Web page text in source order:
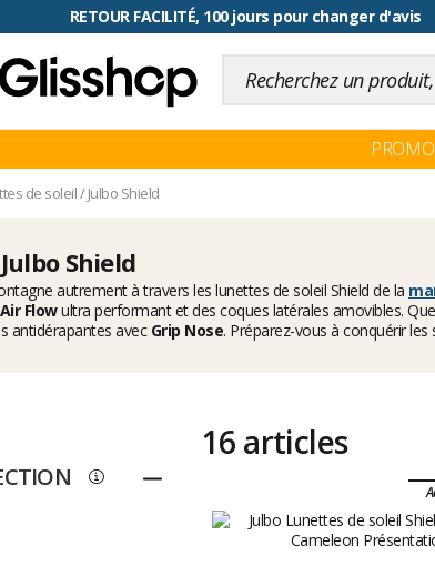
RETOUR FACILITÉ, 100 jours pour changer d'avis
de soleil/Julbo Shield
Shield
autrement à travers les lunettes de soleil Shield de la
Flowultra performant et des coques latérales amovibles.
antidérapantes avec Grip Nose. Préparez-vous à conquérir les
Replier
16 articles